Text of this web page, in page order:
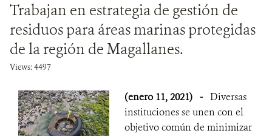
Trabajan en estrategia de gestión de
residuos para áreas marinas protegidas
de la región de Magallanes.
Views: 4497
(enero 11, 2021) - Diversas
instituciones se unen con el
objetivo común de minimizar